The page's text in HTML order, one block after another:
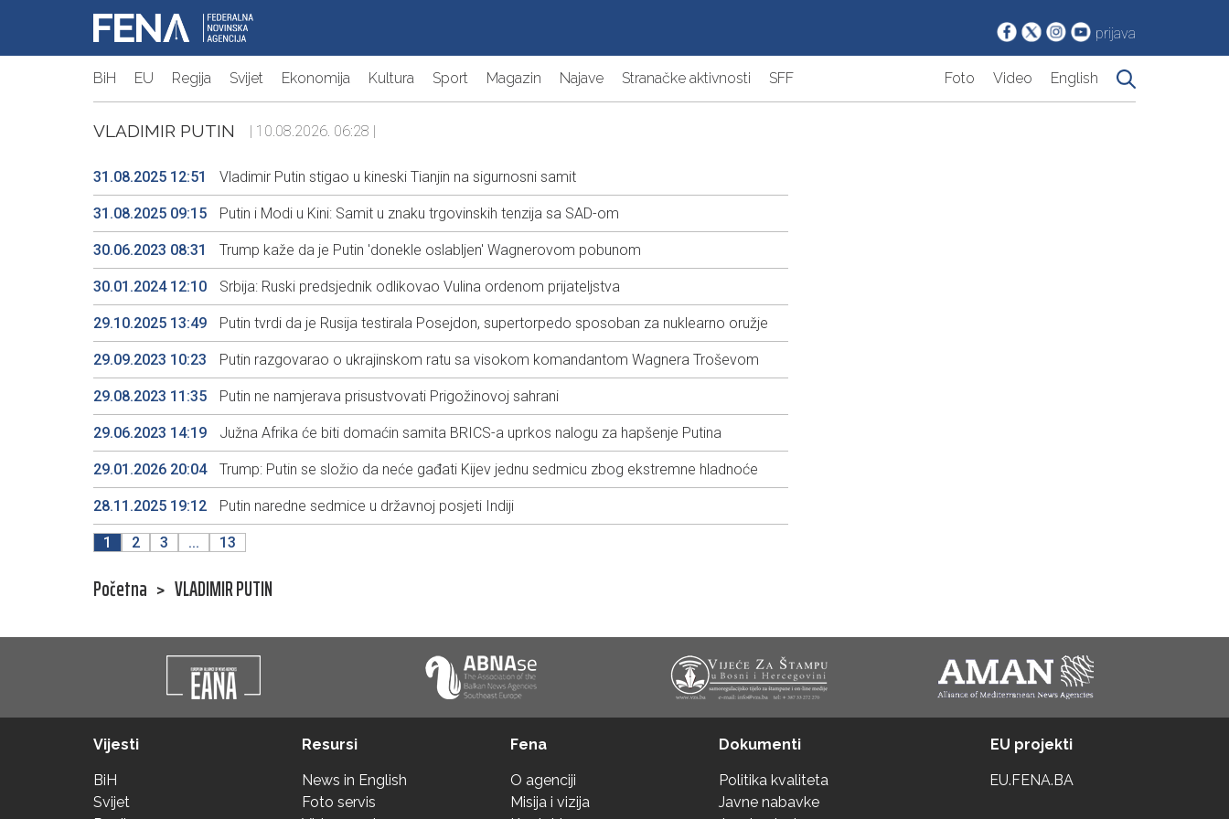
prijava
BiH EU Regija Svijet Ekonomija Kultura Sport Magazin Najave Stranačke aktivnosti SFF Foto Video English
VLADIMIR PUTIN | 10.08.2026. 06:28 |
31.08.2025 12:51 Vladimir Putin stigao u kineski Tianjin na sigurnosni samit
31.08.2025 09:15 Putin i Modi u Kini: Samit u znaku trgovinskih tenzija sa SAD-om
30.06.2023 08:31 Trump kaže da je Putin 'donekle oslabljen' Wagnerovom pobunom
30.01.2024 12:10 Srbija: Ruski predsjednik odlikovao Vulina ordenom prijateljstva
29.10.2025 13:49 Putin tvrdi da je Rusija testirala Posejdon, supertorpedo sposoban za nuklearno oružje
29.09.2023 10:23 Putin razgovarao o ukrajinskom ratu sa visokom komandantom Wagnera Troševom
29.08.2023 11:35 Putin ne namjerava prisustvovati Prigožinovoj sahrani
29.06.2023 14:19 Južna Afrika će biti domaćin samita BRICS-a uprkos nalogu za hapšenje Putina
29.01.2026 20:04 Trump: Putin se složio da neće gađati Kijev jednu sedmicu zbog ekstremne hladnoće
28.11.2025 19:12 Putin naredne sedmice u državnoj posjeti Indiji
1 2 3 ... 13
Početna > VLADIMIR PUTIN
Vijesti
BiH
Svijet
Resursi
News in English
Foto servis
Fena
O agenciji
Misija i vizija
Dokumenti
Politika kvaliteta
Javne nabavke
EU projekti
EU.FENA.BA